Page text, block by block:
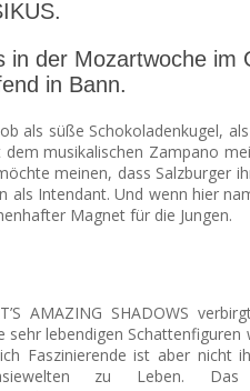
der Mozartwoche im
in Bann.
als süße Schokoladenkugel,
musikalischen Zampano
meinen, dass Salzburger
Intendant. Und wenn hier
Magnet für die Jungen.
AMAZING SHADOWS
sehr lebendigen
Faszinierende ist aber
zu Leben.